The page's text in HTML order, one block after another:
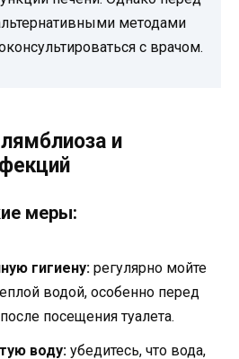
методами
с врачом.
и
меры:
гигиену: регулярно мойте
водой, особенно перед
посещения туалета.
воду: убедитесь, что вода,